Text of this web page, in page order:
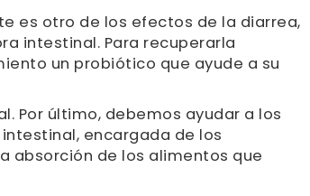
es otro de los efectos de la diarrea,
intestinal. Para recuperarla
un probiótico que ayude a su
Por último, debemos ayudar a los
encargada de los
absorción de los alimentos que